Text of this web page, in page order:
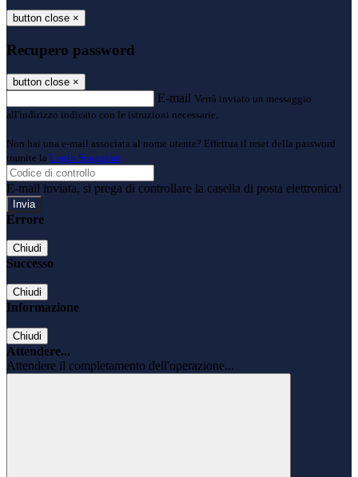
button close ×
Recupero password
button close ×
E-mail Verrà inviato un messaggio
all'indirizzo indicato con le istruzioni necessarie.
Non hai una e-mail associata al nome utente? Effettua il reset della password
tramite la Login Spaggiari
E-mail inviata, si prega di controllare la casella di posta elettronica!
Errore
Chiudi
Successo
Chiudi
Informazione
Chiudi
Attendere...
Attendere il completamento dell'operazione...